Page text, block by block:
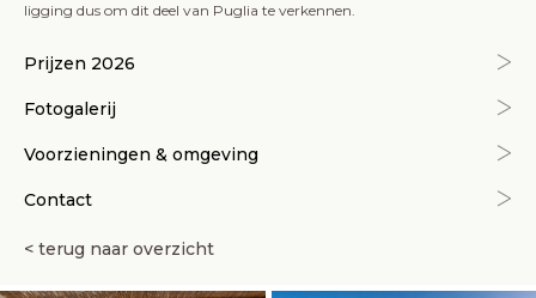
ligging dus om dit deel van Puglia te verkennen.
Prijzen 2026
Fotogalerij
Voorzieningen & omgeving
Contact
< terug naar overzicht